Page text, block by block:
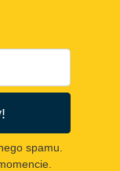
spamu.